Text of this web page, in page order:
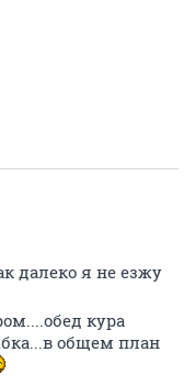
далеко я не езжу
кура
общем план